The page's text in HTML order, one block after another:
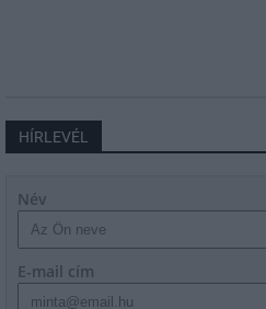
HÍRLEVÉL
Név
E-mail cím